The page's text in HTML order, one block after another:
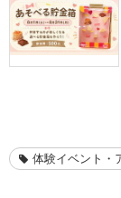
体験イベント・